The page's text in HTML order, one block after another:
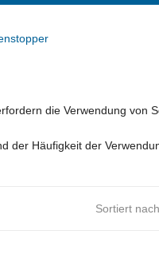
die Verwendung von
der Häufigkeit der
Sortiert